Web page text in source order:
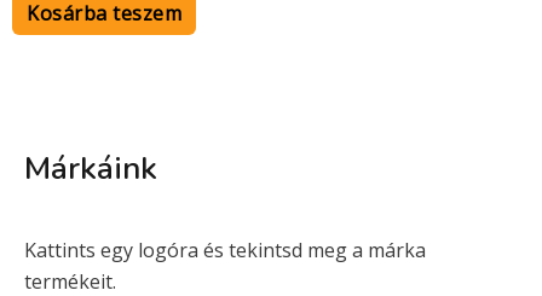
Kosárba teszem
Márkáink
Kattints egy logóra és tekintsd meg a márka
termékeit.